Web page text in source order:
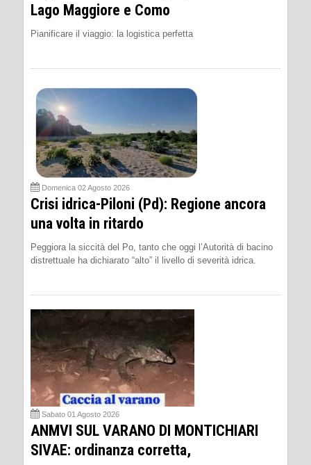
Lago Maggiore e Como
Pianificare il viaggio: la logistica perfetta
Domenica 02 Agosto 2026
Crisi idrica-Piloni (Pd): Regione ancora
una volta in ritardo
Peggiora la siccità del Po, tanto che oggi l’Autorità di bacino
distrettuale ha dichiarato “alto” il livello di severità idrica.
Sabato 01 Agosto 2026
ANMVI SUL VARANO DI MONTICHIARI
SIVAE: ordinanza corretta,